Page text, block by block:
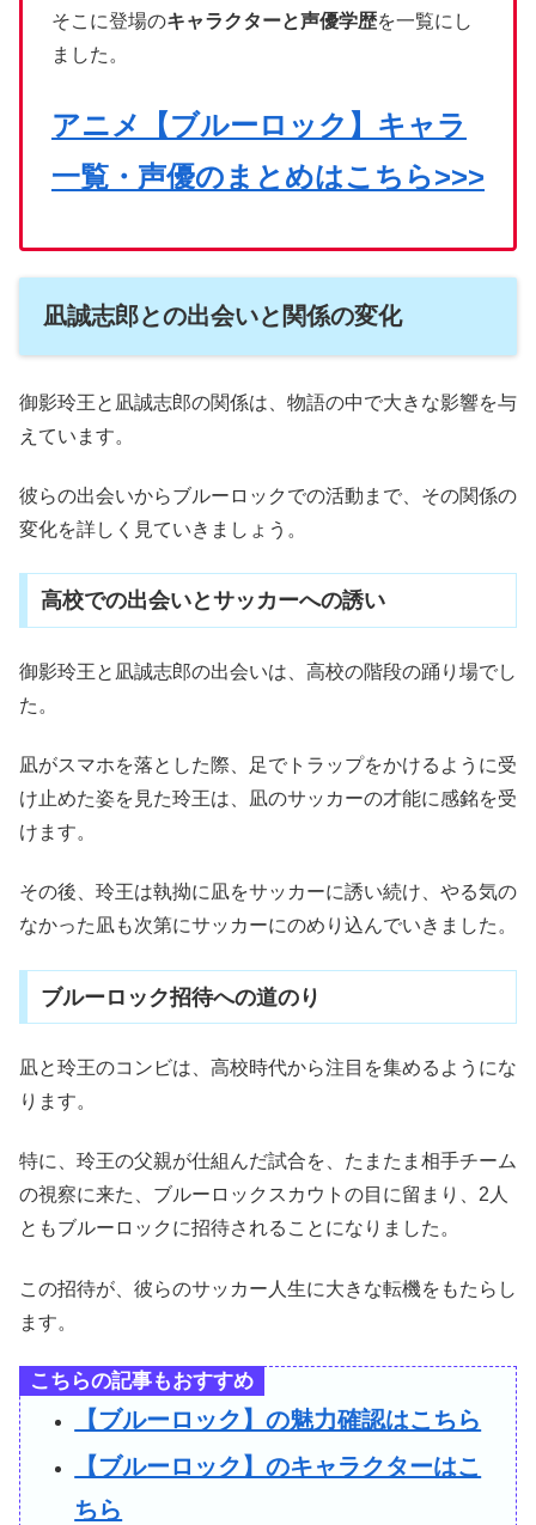
そこに登場のキャラクターと声優学歴を一覧にし
ました。
アニメ【ブルーロック】キャラ
一覧・声優のまとめはこちら>>>
凪誠志郎との出会いと関係の変化
御影玲王と凪誠志郎の関係は、物語の中で大きな影響を与
えています。
彼らの出会いからブルーロックでの活動まで、その関係の
変化を詳しく見ていきましょう。
高校での出会いとサッカーへの誘い
御影玲王と凪誠志郎の出会いは、高校の階段の踊り場でし
た。
凪がスマホを落とした際、足でトラップをかけるように受
け止めた姿を見た玲王は、凪のサッカーの才能に感銘を受
けます。
その後、玲王は執拗に凪をサッカーに誘い続け、やる気の
なかった凪も次第にサッカーにのめり込んでいきました。
ブルーロック招待への道のり
凪と玲王のコンビは、高校時代から注目を集めるようにな
ります。
特に、玲王の父親が仕組んだ試合を、たまたま相手チーム
の視察に来た、ブルーロックスカウトの目に留まり、2人
ともブルーロックに招待されることになりました。
この招待が、彼らのサッカー人生に大きな転機をもたらし
ます。
こちらの記事もおすすめ
【ブルーロック】の魅力確認はこちら
【ブルーロック】のキャラクターはこ
ちら